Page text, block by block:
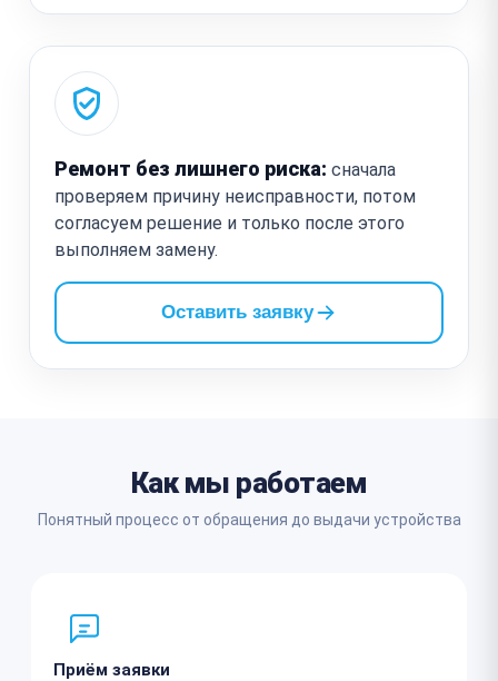
Ремонт без лишнего риска: сначала
проверяем причину неисправности, потом
согласуем решение и только после этого
выполняем замену.
Оставить заявку
Как мы работаем
Понятный процесс от обращения до выдачи устройства
Приём заявки